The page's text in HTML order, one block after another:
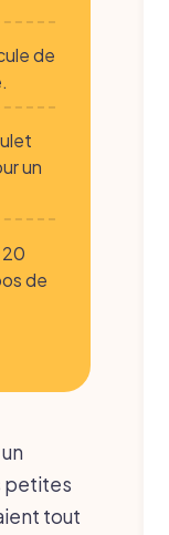
de
un
de
petites
tout